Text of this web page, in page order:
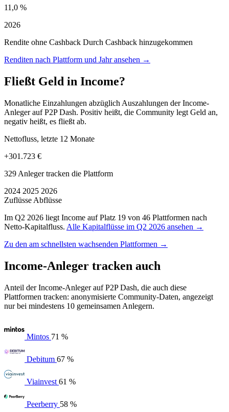
11,0 %
2026
Rendite ohne Cashback Durch Cashback hinzugekommen
Renditen nach Plattform und Jahr ansehen →
Fließt Geld in Income?
Monatliche Einzahlungen abzüglich Auszahlungen der Income-
Anleger auf P2P Dash. Positiv heißt, die Community legt Geld an,
negativ heißt, es fließt ab.
Nettofluss, letzte 12 Monate
+301.723 €
329 Anleger tracken die Plattform
2024 2025 2026
Zuflüsse Abflüsse
Im Q2 2026 liegt Income auf Platz 19 von 46 Plattformen nach
Netto-Kapitalfluss. Alle Kapitalflüsse im Q2 2026 ansehen →
Zu den am schnellsten wachsenden Plattformen →
Income-Anleger tracken auch
Anteil der Income-Anleger auf P2P Dash, die auch diese
Plattformen tracken: anonymisierte Community-Daten, angezeigt
nur bei mindestens 10 gemeinsamen Anlegern.
Mintos 71 %
Debitum 67 %
Viainvest 61 %
Peerberry 58 %